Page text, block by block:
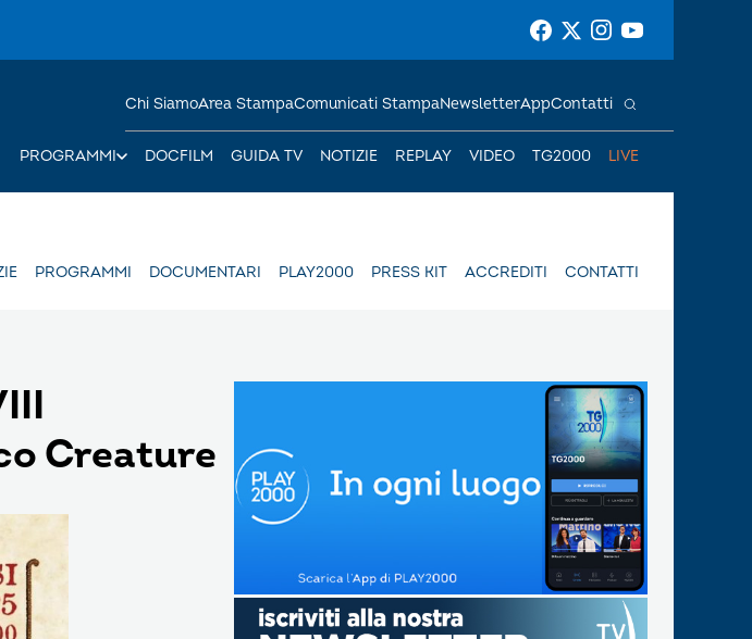
PROGRAMMI DOCFILM GUIDA TV NOTIZIE REPLAY VIDEO TG2000 LIVE
Chi SiamoArea StampaComunicati StampaNewsletterAppContatti
PROGRAMMI DOCUMENTARI PLAY2000 PRESS KIT ACCREDITI CONTATTI
Creature